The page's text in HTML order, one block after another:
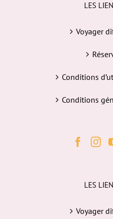
LES
Voyager
Conditions
Conditions
LES
Voyager